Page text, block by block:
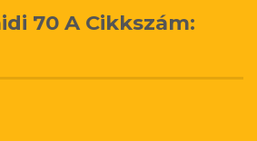
70 A Cikkszám: